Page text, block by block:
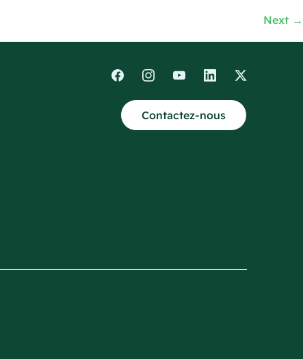
Next →
Contactez-nous